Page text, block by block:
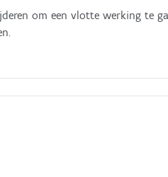
om een vlotte werking te